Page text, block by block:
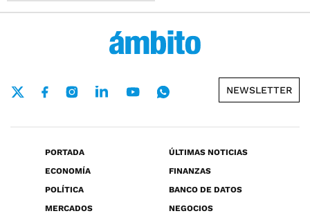
NEWSLETTER
PORTADA
ÚLTIMAS NOTICIAS
ECONOMÍA
FINANZAS
POLÍTICA
BANCO DE DATOS
MERCADOS
NEGOCIOS